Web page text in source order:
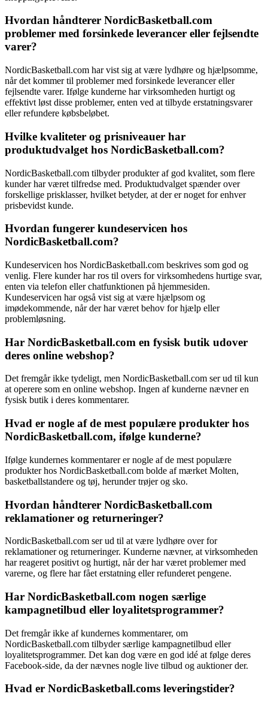
Hvordan håndterer NordicBasketball.com
problemer med forsinkede leverancer eller fejlsendte
varer?
NordicBasketball.com har vist sig at være lydhøre og hjælpsomme,
når det kommer til problemer med forsinkede leverancer eller
fejlsendte varer. Ifølge kunderne har virksomheden hurtigt og
effektivt løst disse problemer, enten ved at tilbyde erstatningsvarer
eller refundere købsbeløbet.
Hvilke kvaliteter og prisniveauer har
produktudvalget hos NordicBasketball.com?
NordicBasketball.com tilbyder produkter af god kvalitet, som flere
kunder har været tilfredse med. Produktudvalget spænder over
forskellige prisklasser, hvilket betyder, at der er noget for enhver
prisbevidst kunde.
Hvordan fungerer kundeservicen hos
NordicBasketball.com?
Kundeservicen hos NordicBasketball.com beskrives som god og
venlig. Flere kunder har ros til overs for virksomhedens hurtige svar,
enten via telefon eller chatfunktionen på hjemmesiden.
Kundeservicen har også vist sig at være hjælpsom og
imødekommende, når der har været behov for hjælp eller
problemløsning.
Har NordicBasketball.com en fysisk butik udover
deres online webshop?
Det fremgår ikke tydeligt, men NordicBasketball.com ser ud til kun
at operere som en online webshop. Ingen af kunderne nævner en
fysisk butik i deres kommentarer.
Hvad er nogle af de mest populære produkter hos
NordicBasketball.com, ifølge kunderne?
Ifølge kundernes kommentarer er nogle af de mest populære
produkter hos NordicBasketball.com bolde af mærket Molten,
basketballstandere og tøj, herunder trøjer og sko.
Hvordan håndterer NordicBasketball.com
reklamationer og returneringer?
NordicBasketball.com ser ud til at være lydhøre over for
reklamationer og returneringer. Kunderne nævner, at virksomheden
har reageret positivt og hurtigt, når der har været problemer med
varerne, og flere har fået erstatning eller refunderet pengene.
Har NordicBasketball.com nogen særlige
kampagnetilbud eller loyalitetsprogrammer?
Det fremgår ikke af kundernes kommentarer, om
NordicBasketball.com tilbyder særlige kampagnetilbud eller
loyalitetsprogrammer. Det kan dog være en god idé at følge deres
Facebook-side, da der nævnes nogle live tilbud og auktioner der.
Hvad er NordicBasketball.coms leveringstider?